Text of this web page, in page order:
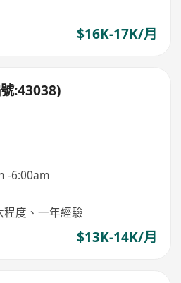
$16K-17K/月
:43038)
-6:00am
程度、一年經驗
$13K-14K/月